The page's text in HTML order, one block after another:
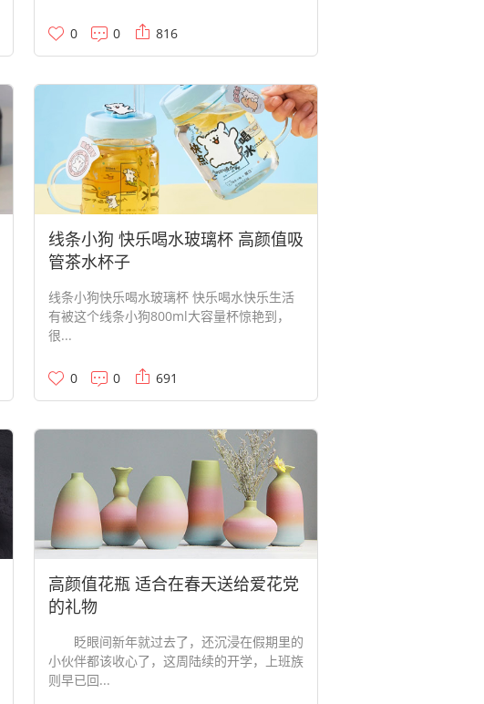
0 0 816
线条小狗 快乐喝水玻璃杯 高颜值吸
管茶水杯子
线条小狗快乐喝水玻璃杯 快乐喝水快乐生活
有被这个线条小狗800ml大容量杯惊艳到，
很...
0 0 691
高颜值花瓶 适合在春天送给爱花党
的礼物
眨眼间新年就过去了，还沉浸在假期里的
小伙伴都该收心了，这周陆续的开学，上班族
则早已回...